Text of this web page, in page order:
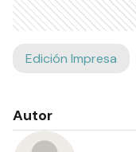
Edición Impresa
Autor